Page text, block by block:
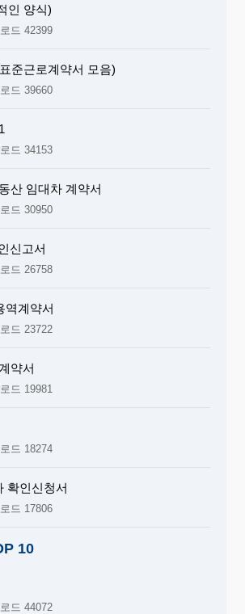
인 양식)
드 42399
준근로계약서 모음)
드 39660
드 34153
산 임대차 계약서
드 30950
신고서
드 26758
역계약서
드 23722
약서
드 19981
드 18274
확인신청서
드 17806
10
드 44072